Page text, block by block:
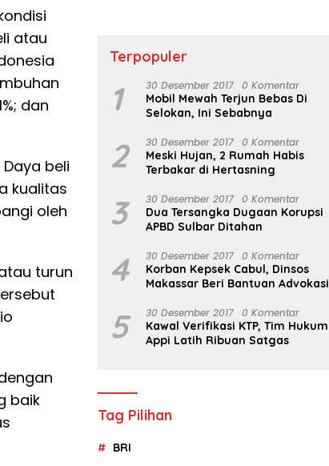
atau
dan
beli
kualitas
oleh
turun
baik
Terpopuler
1 30 Desember 2017 0 Komentar
Mobil Mewah Terjun Bebas Di
Selokan, Ini Sebabnya
2 30 Desember 2017 0 Komentar
Meski Hujan, 2 Rumah Habis
Terbakar di Hertasning
3 30 Desember 2017 0 Komentar
Dua Tersangka Dugaan Korupsi
APBD Sulbar Ditahan
4 30 Desember 2017 0 Komentar
Korban Kepsek Cabul, Dinsos
Makassar Beri Bantuan Advokasi
5 30 Desember 2017 0 Komentar
Kawal Verifikasi KTP, Tim Hukum
Appi Latih Ribuan Satgas
Tag Pilihan
BRI